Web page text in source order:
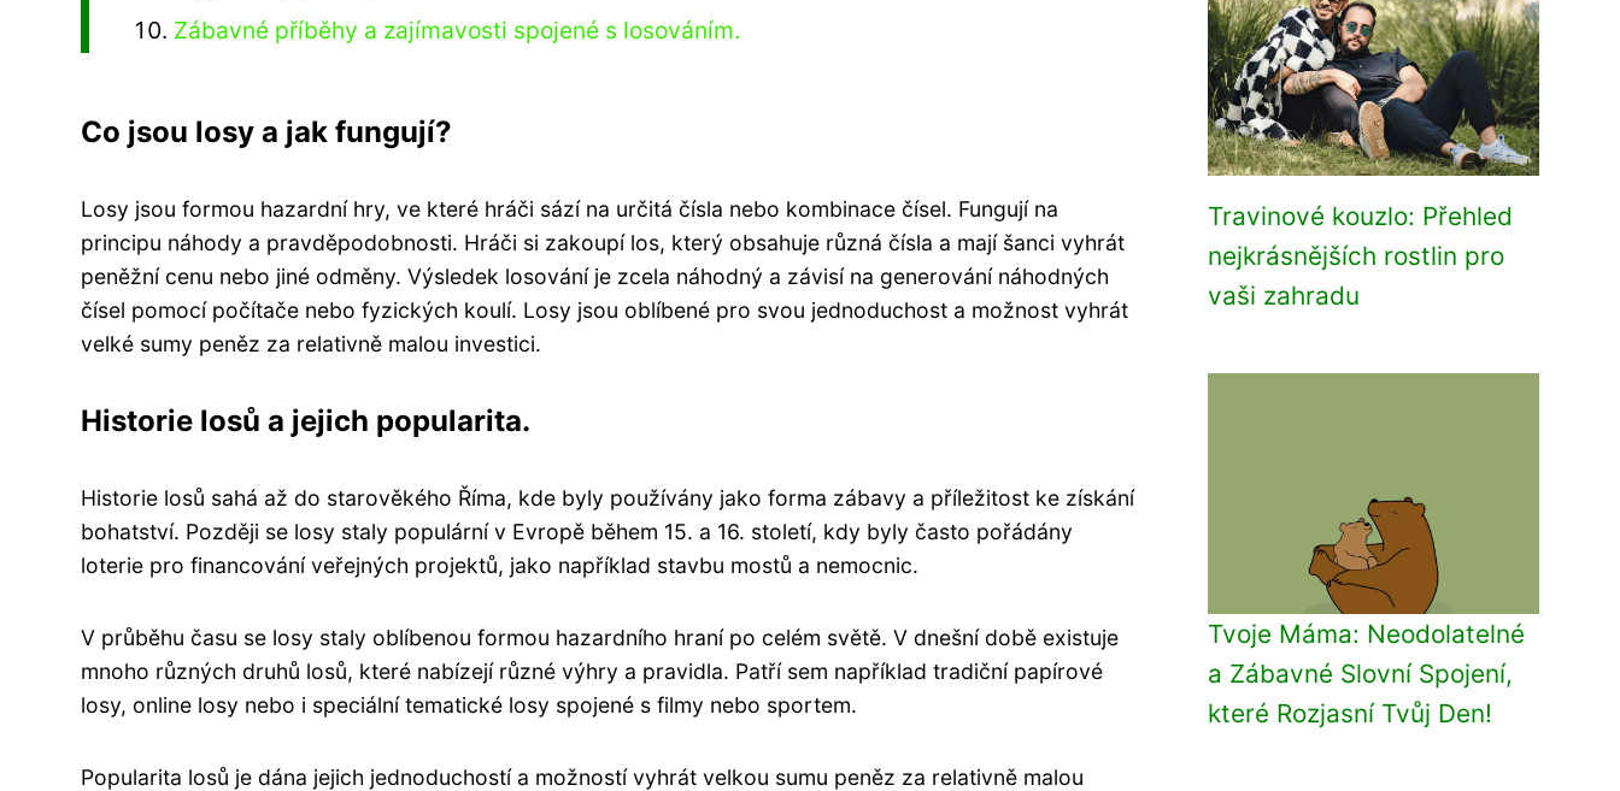
Zábavné příběhy a zajímavosti spojené s losováním.
Co jsou losy a jak fungují?
Losy jsou formou hazardní hry, ve které hráči sází na určitá čísla nebo kombinace čísel. Fungují na
principu náhody a pravděpodobnosti. Hráči si zakoupí los, který obsahuje různá čísla a mají šanci vyhrát
peněžní cenu nebo jiné odměny. Výsledek losování je zcela náhodný a závisí na generování náhodných
čísel pomocí počítače nebo fyzických koulí. Losy jsou oblíbené pro svou jednoduchost a možnost vyhrát
velké sumy peněz za relativně malou investici.
Historie losů a jejich popularita.
Historie losů sahá až do starověkého Říma, kde byly používány jako forma zábavy a příležitost ke získání
bohatství. Později se losy staly populární v Evropě během 15. a 16. století, kdy byly často pořádány
loterie pro financování veřejných projektů, jako například stavbu mostů a nemocnic.
V průběhu času se losy staly oblíbenou formou hazardního hraní po celém světě. V dnešní době existuje
mnoho různých druhů losů, které nabízejí různé výhry a pravidla. Patří sem například tradiční papírové
losy, online losy nebo i speciální tematické losy spojené s filmy nebo sportem.
Popularita losů je dána jejich jednoduchostí a možností vyhrát velkou sumu peněz za relativně malou
Travinové kouzlo: Přehled
nejkrásnějších rostlin pro
vaši zahradu
Tvoje Máma: Neodolatelné
a Zábavné Slovní Spojení,
které Rozjasní Tvůj Den!